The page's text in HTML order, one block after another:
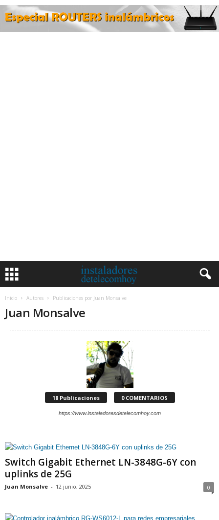
Inicio Autores Publicaciones por Juan Monsalve
Juan Monsalve
18 Publicaciones 0 COMENTARIOS
https://www.instaladoresdetelecomhoy.com
Switch Gigabit Ethernet LN-3848G-6Y con
uplinks de 25G
Juan Monsalve - 12 junio, 2025 0